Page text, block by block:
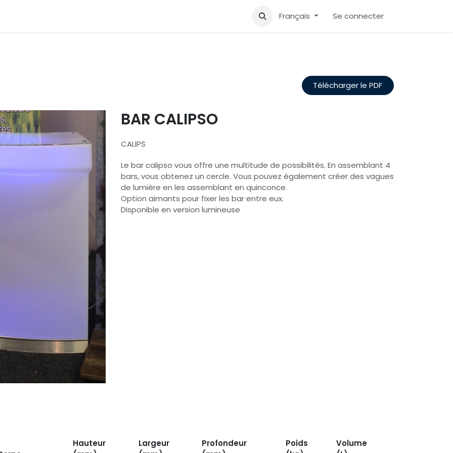
AideFrançais Se connecter
Télécharger le PDF
BAR CALIPSO
CALIPS
Le bar calipso vous offre une multitude de possibilités. En assemblant 4
bars, vous obtenez un cercle. Vous pouvez également créer des vagues
de lumière en les assemblant en quinconce.
Option aimants pour fixer les bar entre eux.
Disponible en version lumineuse
Hauteur
Largeur
Profondeur
Poids
Volume